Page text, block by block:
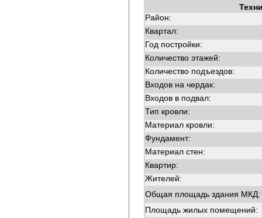
Район:
Квартал:
Год постройки:
Количество этажей:
Количество подъездов:
Входов на чердак:
Входов в подвал:
Тип кровли:
Материал кровли:
Фундамент:
Материал стен:
Квартир:
Жителей:
Общая площадь здания МКД:
Площадь жилых помещений: